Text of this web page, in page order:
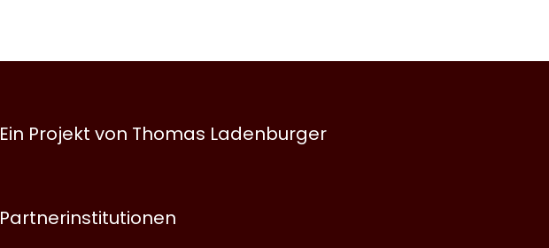
Ein Projekt von Thomas Ladenburger
Partnerinstitutionen